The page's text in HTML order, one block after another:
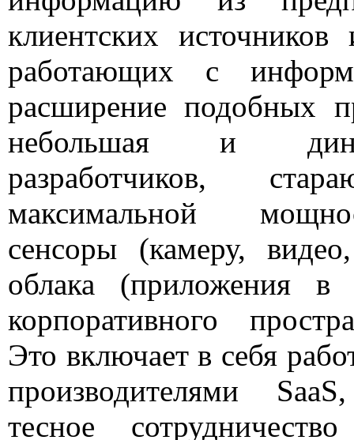
клиентских
работающих с
расширение
небольшая и
разработчиков,
максимальной
сенсоры (камеру,
облака (приложения
корпоративного
Это включает в себя
производителями
тесное